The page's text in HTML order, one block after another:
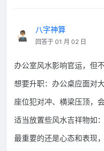
八字神算
回答于 01 月 02 日
办公室风水影响官运，但
想要升职：办公桌应面对
座位犯对冲、横梁压顶，
适当放置些风水吉祥物如
最重要的还是心态和表现